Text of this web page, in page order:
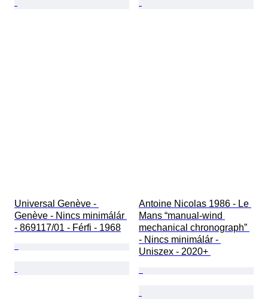
Universal Genève -
Genève - Nincs minimálár
- 869117/01 - Férfi - 1968
Antoine Nicolas 1986 - Le
Mans “manual-wind
mechanical chronograph”
- Nincs minimálár -
Uniszex - 2020+